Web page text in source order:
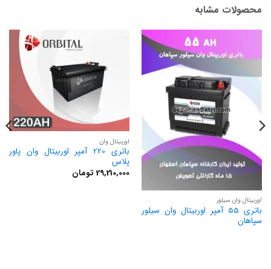
محصولات مشابه
اوربیتال وان سیلور
باتری 55 آمپر اوربیتال وان سیلور
سپاهان
اوربیتال وان
باتری 220 آمپر اوربیتال وان پاور
پلاس
29,210,000 تومان